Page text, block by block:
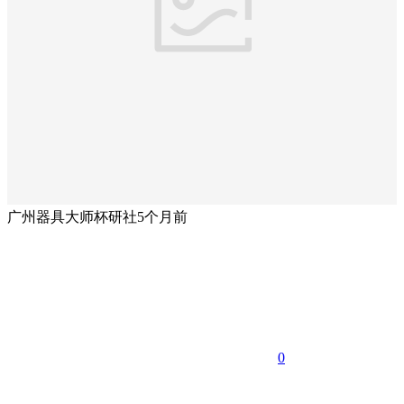
广州器具大师杯研社5个月前
0